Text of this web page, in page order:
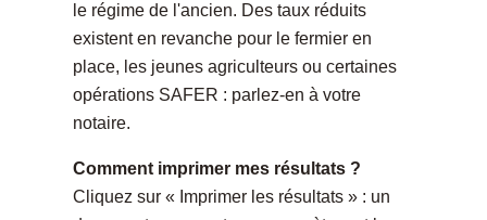
le régime de l'ancien. Des taux réduits
existent en revanche pour le fermier en
place, les jeunes agriculteurs ou certaines
opérations SAFER : parlez-en à votre
notaire.
Comment imprimer mes résultats ?
Cliquez sur « Imprimer les résultats » : un